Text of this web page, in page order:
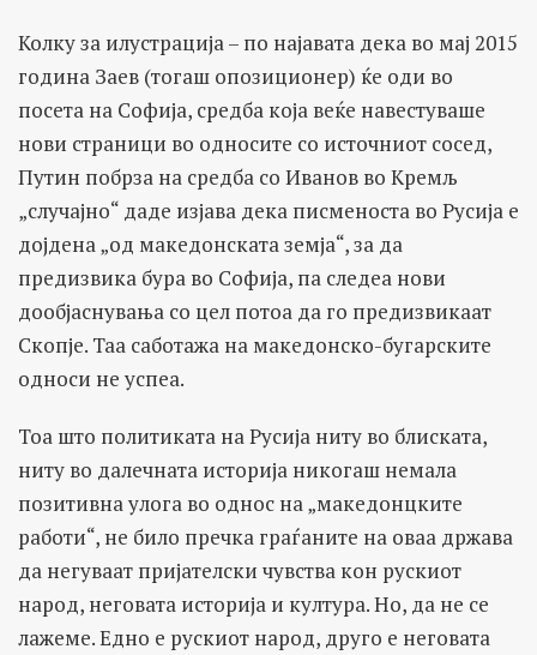
Колку за илустрација – по најавата дека во мај 2015
година Заев (тогаш опозиционер) ќе оди во
посета на Софија, средба која веќе навестуваше
нови страници во односите со источниот сосед,
Путин побрза на средба со Иванов во Кремљ
„случајно“ даде изјава дека писменоста во Русија е
дојдена „од македонската земја“, за да
предизвика бура во Софија, па следеа нови
дообјаснувања со цел потоа да го предизвикаат
Скопје. Таа саботажа на македонско-бугарските
односи не успеа.
Тоа што политиката на Русија ниту во блиската,
ниту во далечната историја никогаш немала
позитивна улога во однос на „македонцките
работи“, не било пречка граѓаните на оваа држава
да негуваат пријателски чувства кон рускиот
народ, неговата историја и култура. Но, да не се
лажеме. Едно е рускиот народ, друго е неговата